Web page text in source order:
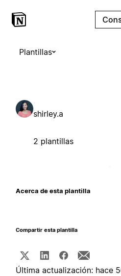
Plantillas
shirley.a
2 plantillas
Acerca de esta plantilla
Compartir esta plantilla
Última actualización: hace